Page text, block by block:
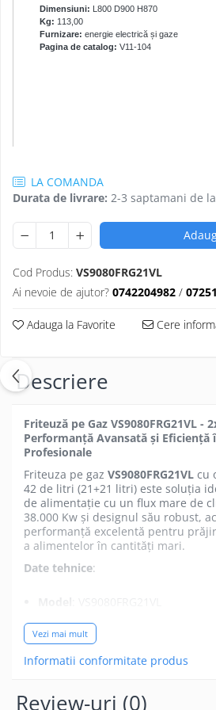
Dimensiuni: L800 D900 H870
Kg: 113,00
Furnizare: energie electrică și gaze
Pagina de catalog: V11-104
LA COMANDA
Durata de livrare: 2-3 saptamani de
Cod Produs: VS9080FRG21VL
Ai nevoie de ajutor? 0742204982 /
Adauga la Favorite Cere
Descriere
Friteuză pe Gaz VS9080FRG21VL -
Performanță Avansată și Eficiență
Profesionale
Friteuza pe gaz VS9080FRG21VL cu
42 de litri (21+21 litri) este soluția
de alimentație cu un flux mare de
38.000 Kw și designul său robust,
performanță excelentă pentru
a alimentelor în cantități mari.
Date tehnice:
Dimensiuni
Greutate: 113,0 kg
Furnizare: Energie electrică și gaze
Vezi mai mult
Informatii conformitate produs
Review-uri (0)